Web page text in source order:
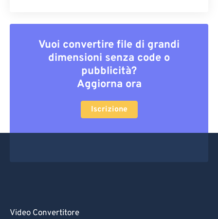
Vuoi convertire file di grandi
dimensioni senza code o
pubblicità?
Aggiorna ora
Iscrizione
Video Convertitore